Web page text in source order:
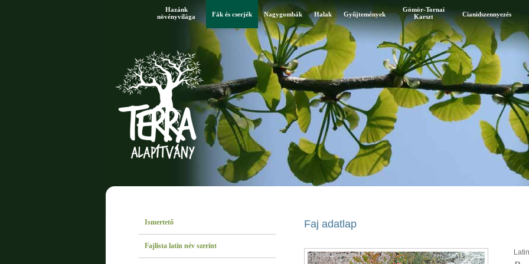
Hazánk
növényvilága
Fák és cserjék Nagygombák Halak Gyűjtemények
Gömör-Tornai
Karszt
Cianidszennyezés
Ismertető
Fajlista latin név szerint
Faj adatlap